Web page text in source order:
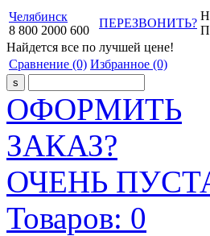
Челябинск
8 800 2000 600
ПЕРЕЗВОНИТЬ?
Найдется все по лучшей цене!
Сравнение (0) Избранное (0)
ОФОРМИТЬ
ЗАКАЗ?
ОЧЕНЬ
Товаров: 0